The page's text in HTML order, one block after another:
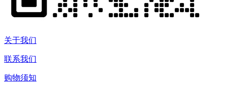
关于我们
联系我们
购物须知